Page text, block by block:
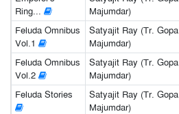
Ring...
Majumdar)
Feluda Omnibus
Vol.1
Satyajit Ray (Tr. Gopa
Majumdar)
Feluda Omnibus
Vol.2
Satyajit Ray (Tr. Gopa
Majumdar)
Feluda Stories
Satyajit Ray (Tr. Gopa
Majumdar)